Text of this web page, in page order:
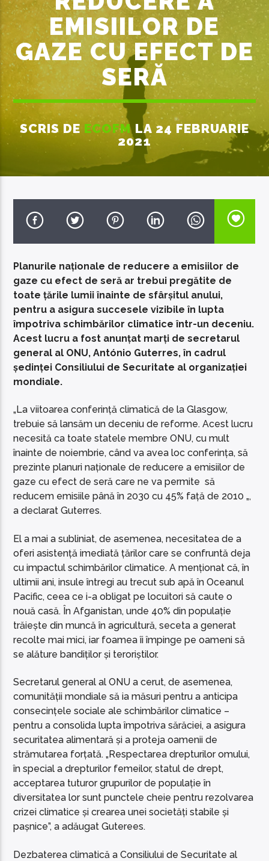
EcoFM Chisinau
EMISIILOR DE
GAZE CU EFECT DE
SERĂ
SCRIS DE ECOFMLA 24 FEBRUARIE
2021
Planurile naționale de reducere a emisiilor de
gaze cu efect de seră ar trebui pregătite de
toate țările lumii înainte de sfârșitul anului,
pentru a asigura succesele vizibile în lupta
împotriva schimbărilor climatice într-un deceniu.
Acest lucru a fost anunțat marți de secretarul
general al ONU, António Guterres, în cadrul
ședinței Consiliului de Securitate al organizației
mondiale.
„La viitoarea conferință climatică de la Glasgow,
trebuie să lansăm un deceniu de reforme. Acest lucru
necesită ca toate statele membre ONU, cu mult
înainte de noiembrie, când va avea loc conferința, să
prezinte planuri naționale de reducere a emisiilor de
gaze cu efect de seră care ne va permite să
reducem emisiile până în 2030 cu 45% față de 2010 „,
a declarat Guterres.
El a mai a subliniat, de asemenea, necesitatea de a
oferi asistență imediată țărilor care se confruntă deja
cu impactul schimbărilor climatice. A menționat că, în
ultimii ani, insule întregi au trecut sub apă în Oceanul
Pacific, ceea ce i-a obligat pe locuitori să caute o
nouă casă. În Afganistan, unde 40% din populație
trăiește din muncă în agricultură, seceta a generat
recolte mai mici, iar foamea îi împinge pe oameni să
se alăture bandiților și teroriștilor.
Secretarul general al ONU a cerut, de asemenea,
comunității mondiale să ia măsuri pentru a anticipa
consecințele sociale ale schimbărilor climatice –
pentru a consolida lupta împotriva sărăciei, a asigura
securitatea alimentară și a proteja oamenii de
strămutarea forțată. „Respectarea drepturilor omului,
în special a drepturilor femeilor, statul de drept,
acceptarea tuturor grupurilor de populație în
diversitatea lor sunt punctele cheie pentru rezolvarea
crizei climatice și crearea unei societăți stabile și
pașnice”, a adăugat Guterees.
Dezbaterea climatică a Consiliului de Securitate al